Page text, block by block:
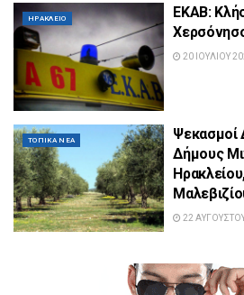
ΗΡΆΚΛΕΙΟ
ΕΚΑΒ:
20 ΙΟΥΛΊΟΥ
ΤΟΠΙΚΆ ΝΈΑ
Ψεκασμοί
Δήμους
22